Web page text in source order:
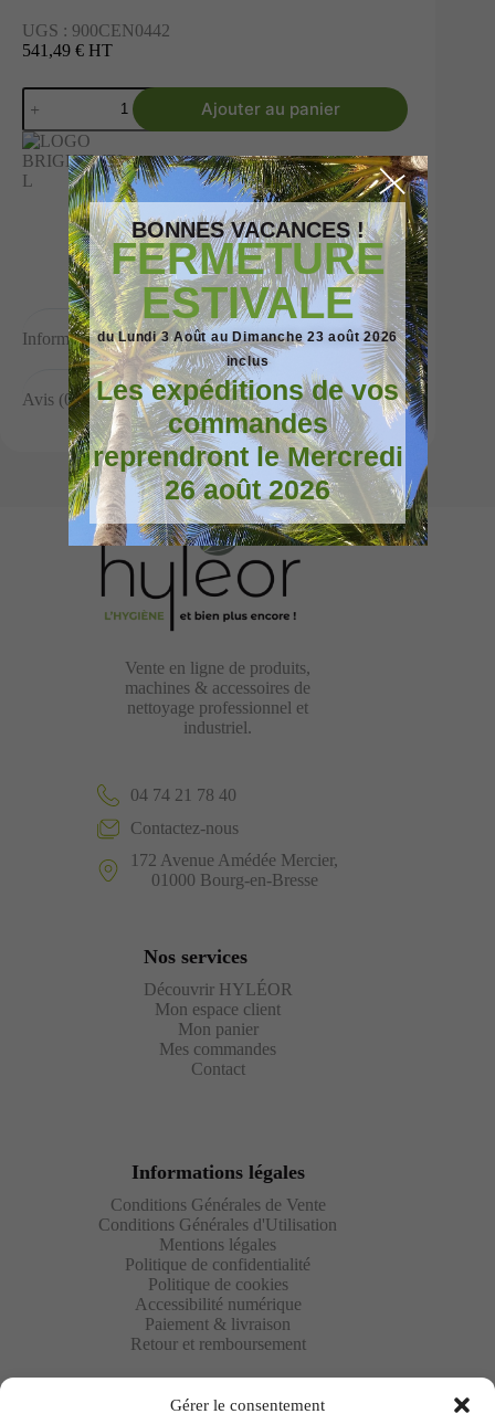
Gérer le consentement
UGS : 900CEN0442
541,49 € HT
Ajouter au panier
Informations complémentaires
Avis (0)
Vente en ligne de produits,
machines & accessoires de
nettoyage professionnel et
industriel.
04 74 21 78 40
Contactez-nous
172 Avenue Amédée Mercier,
01000 Bourg-en-Bresse
Nos services
Découvrir HYLÉOR
Mon espace client
Mon panier
Mes commandes
Contact
Informations légales
Conditions Générales de Vente
Conditions Générales d'Utilisation
Mentions légales
Politique de confidentialité
Politique de cookies
Accessibilité numérique
Paiement & livraison
Retour et remboursement
BONNES VACANCES !
FERMETURE
ESTIVALE
du Lundi 3 Août au Dimanche 23 août 2026
inclus
Les expéditions de vos
commandes
reprendront le Mercredi
26 août 2026